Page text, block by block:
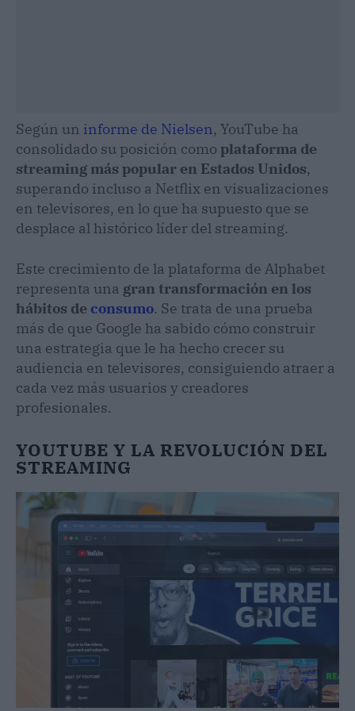
Según un informe de Nielsen, YouTube ha
consolidado su posición como plataforma de
streaming más popular en Estados Unidos,
superando incluso a Netflix en visualizaciones
en televisores, en lo que ha supuesto que se
desplace al histórico líder del streaming.
Este crecimiento de la plataforma de Alphabet
representa una gran transformación en los
hábitos de consumo. Se trata de una prueba
más de que Google ha sabido cómo construir
una estrategia que le ha hecho crecer su
audiencia en televisores, consiguiendo atraer a
cada vez más usuarios y creadores
profesionales.
YOUTUBE Y LA REVOLUCIÓN DEL
STREAMING